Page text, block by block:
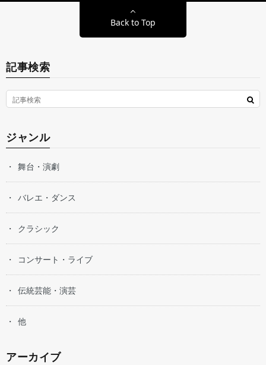
Back to Top
記事検索
ジャンル
舞台・演劇
バレエ・ダンス
クラシック
コンサート・ライブ
伝統芸能・演芸
他
アーカイブ